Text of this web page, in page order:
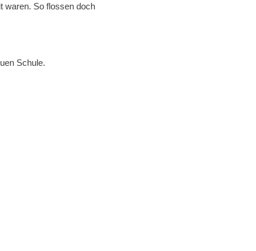
waren. So flossen doch
Schule.